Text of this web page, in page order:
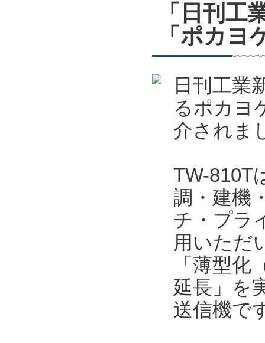
「日刊工
「ポカヨ
日刊工業
るポカヨ
介されま
TW-810T
調・建機
チ・プラ
用いただ
「薄型
延長」を
送信機で